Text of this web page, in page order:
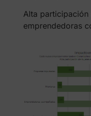
Alta participación
emprendedoras